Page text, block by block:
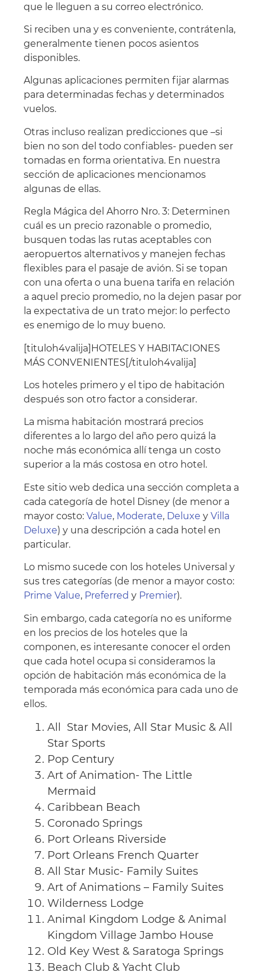
que le lleguen a su correo electrónico.
Si reciben una y es conveniente, contrátenla,
generalmente tienen pocos asientos
disponibles.
Algunas aplicaciones permiten fijar alarmas
para determinadas fechas y determinados
vuelos.
Otras incluso realizan predicciones que –si
bien no son del todo confiables- pueden ser
tomadas en forma orientativa. En nuestra
sección de aplicaciones mencionamos
algunas de ellas.
Regla Mágica del Ahorro Nro. 3: Determinen
cuál es un precio razonable o promedio,
busquen todas las rutas aceptables con
aeropuertos alternativos y manejen fechas
flexibles para el pasaje de avión. Si se topan
con una oferta o una buena tarifa en relación
a aquel precio promedio, no la dejen pasar por
la expectativa de un trato mejor: lo perfecto
es enemigo de lo muy bueno.
[tituloh4valija]HOTELES Y HABITACIONES
MÁS CONVENIENTES[/tituloh4valija]
Los hoteles primero y el tipo de habitación
después son otro factor a considerar.
La misma habitación mostrará precios
diferentes a lo largo del año pero quizá la
noche más económica allí tenga un costo
superior a la más costosa en otro hotel.
Este sitio web dedica una sección completa a
cada categoría de hotel Disney (de menor a
mayor costo: Value, Moderate, Deluxe y Villa
Deluxe) y una descripción a cada hotel en
particular.
Lo mismo sucede con los hoteles Universal y
sus tres categorías (de menor a mayor costo:
Prime Value, Preferred y Premier).
Sin embargo, cada categoría no es uniforme
en los precios de los hoteles que la
componen, es interesante conocer el orden
que cada hotel ocupa si consideramos la
opción de habitación más económica de la
temporada más económica para cada uno de
ellos.
All Star Movies, All Star Music & All
Star Sports
Pop Century
Art of Animation- The Little
Mermaid
Caribbean Beach
Coronado Springs
Port Orleans Riverside
Port Orleans French Quarter
All Star Music- Family Suites
Art of Animations – Family Suites
Wilderness Lodge
Animal Kingdom Lodge & Animal
Kingdom Village Jambo House
Old Key West & Saratoga Springs
Beach Club & Yacht Club